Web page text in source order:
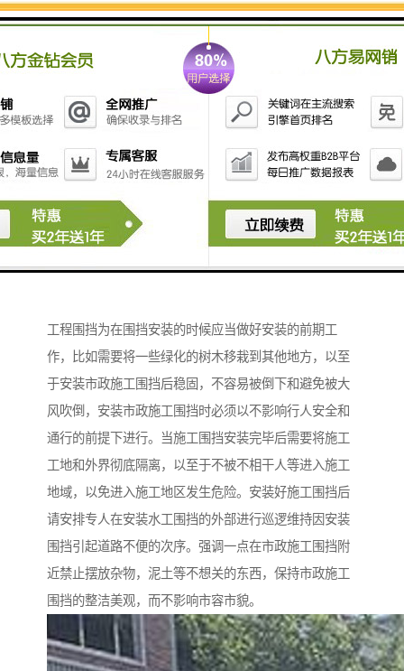
工程围挡为在围挡安装的时候应当做好安装的前期工
作，比如需要将一些绿化的树木移栽到其他地方，以至
于安装市政施工围挡后稳固，不容易被倒下和避免被大
风吹倒，安装市政施工围挡时必须以不影响行人安全和
通行的前提下进行。当施工围挡安装完毕后需要将施工
工地和外界彻底隔离，以至于不被不相干人等进入施工
地域，以免进入施工地区发生危险。安装好施工围挡后
请安排专人在安装水工围挡的外部进行巡逻维持因安装
围挡引起道路不便的次序。强调一点在市政施工围挡附
近禁止摆放杂物，泥土等不想关的东西，保持市政施工
围挡的整洁美观，而不影响市容市貌。